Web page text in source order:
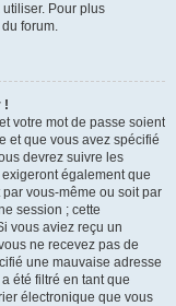
utiliser. Pour plus
forum.
!
votre mot de passe soient
et que vous avez spécifié
devrez suivre les
également que
vous-même ou soit par
session ; cette
vous aviez reçu un
ne recevez pas de
une mauvaise adresse
été filtré en tant que
électronique que vous